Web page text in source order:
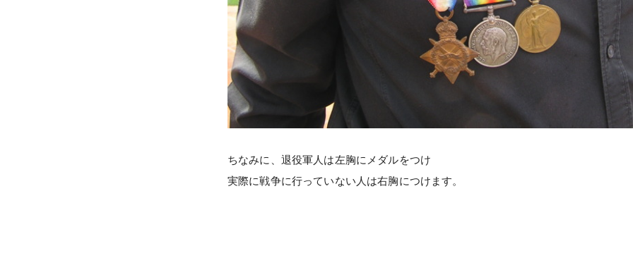
ちなみに、退役軍人は左胸にメダルをつけ
実際に戦争に行っていない人は右胸につけます。